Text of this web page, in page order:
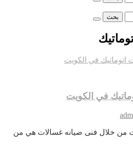
في الكويت
on
صيانه
من خلال فنى صيانه غسالات هي من